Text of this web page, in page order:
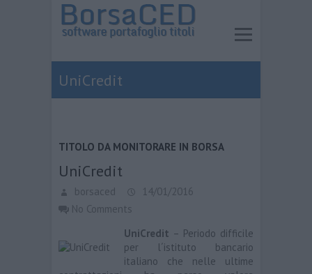
UniCredit
TITOLO DA MONITORARE IN BORSA
UniCredit
borsaced
14/01/2016
No Comments
UniCredit – Periodo difficile
per l´istituto bancario
italiano che nelle ultime